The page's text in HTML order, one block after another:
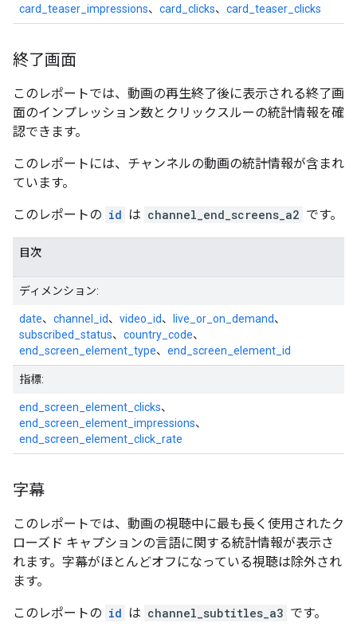
card_teaser_impressions、 card_clicks、 card_teaser_clicks
終了画面
このレポートでは、動画の再生終了後に表示される終了画
面のインプレッション数とクリックスルーの統計情報を確
認できます。
このレポートには、チャンネルの動画の統計情報が含まれ
ています。
このレポートの id は channel_end_screens_a2 です。
目次
ディメンション:
date、 channel_id、 video_id、 live_or_on_demand、
subscribed_status、 country_code、
end_screen_element_type、 end_screen_element_id
指標:
end_screen_element_clicks、
end_screen_element_impressions、
end_screen_element_click_rate
字幕
このレポートでは、動画の視聴中に最も長く使用されたク
ローズド キャプションの言語に関する統計情報が表示さ
れます。字幕がほとんどオフになっている視聴は除外され
ます。
このレポートの id は channel_subtitles_a3 です。